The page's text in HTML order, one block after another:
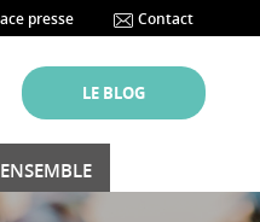
presse Contact
LE BLOG